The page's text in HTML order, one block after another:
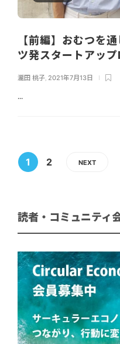
【前編】おむつを
ツ発スタートアッ
瀧田 桃子 2021年7月13日
...
1 2 NEXT
読者・コミュニティ